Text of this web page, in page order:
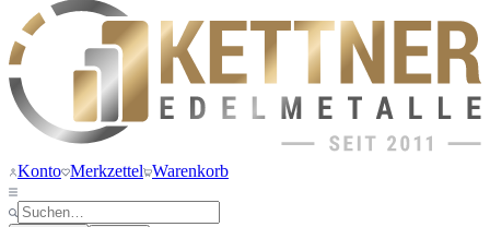
Konto Merkzettel Warenkorb